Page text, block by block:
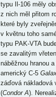
typu Il-106 měly
z nich měl přitom
které byly
v květnu toho
typu PAK-VTA
se zavalitým
náběžnou hranou
americký C-5
záďová nákladová
(Condor A).